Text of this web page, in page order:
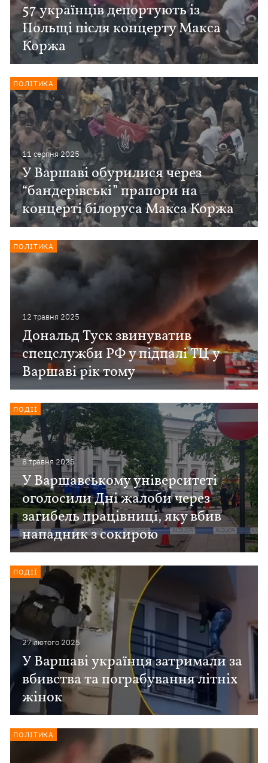
57 українців депортують із
Польщі після концерту Макса
Коржа
11 серпня 2025
У Варшаві обурилися через
“бандерівські” прапори на
концерті білоруса Макса Коржа
ПОЛІТИКА
12 травня 2025
Дональд Туск звинуватив
спецслужби РФ у підпалі ТЦ у
Варшаві рік тому
ПОЛІТИКА
8 травня 2025
У Варшавському університеті
оголосили Дні жалоби через
загибель працівниці, яку вбив
нападник з сокирою
ПОДІЇ
27 лютого 2025
У Варшаві українця затримали за
вбивства та пограбування літніх
жінок
ПОДІЇ
ПОЛІТИКА